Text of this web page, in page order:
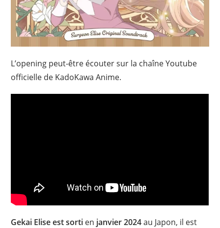
L’opening peut-être écouter sur la chaîne Youtube
officielle de KadoKawa Anime.
Gekai Elise est sorti en janvier 2024au Japon, il est